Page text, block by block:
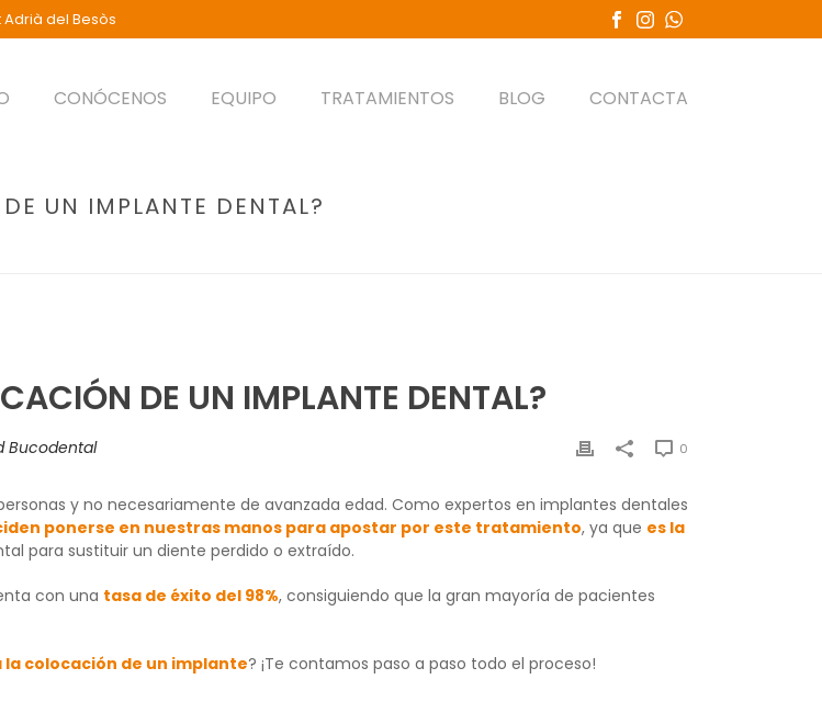
del Besòs
CONÓCENOS EQUIPO TRATAMIENTOS BLOG CONTACTA
UN IMPLANTE DENTAL?
DE UN IMPLANTE DENTAL?
Bucodental 0
y no necesariamente de avanzada edad. Como expertos en implantes dentales
ponerse en nuestras manos para apostar por este tratamiento, ya que es la
para sustituir un diente perdido o extraído.
con una tasa de éxito del 98%, consiguiendo que la gran mayoría de pacientes
colocación de un implante? ¡Te contamos paso a paso todo el proceso!